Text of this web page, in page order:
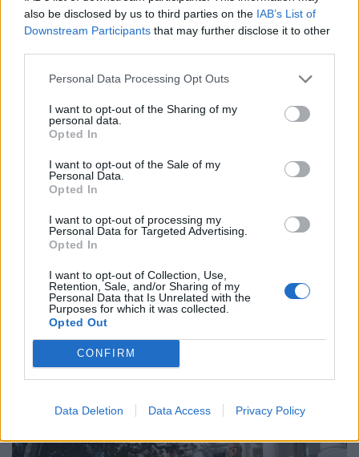
also be disclosed by us to third parties on the IAB’s List of
Downstream Participants that may further disclose it to other
Personal Data Processing Opt Outs
I want to opt-out of the Sharing of my
personal data.
Opted In
I want to opt-out of the Sale of my
Personal Data.
Opted In
I want to opt-out of processing my
Personal Data for Targeted Advertising.
Opted In
I want to opt-out of Collection, Use,
Retention, Sale, and/or Sharing of my
Personal Data that Is Unrelated with the
Purposes for which it was collected.
Opted Out
CONFIRM
Data Deletion Data Access Privacy Policy
Biogás
Ricardo Carvalho
Related Posts